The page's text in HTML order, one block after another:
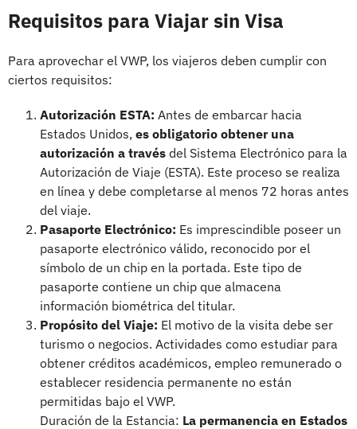
Requisitos para Viajar sin Visa
Para aprovechar el VWP, los viajeros deben cumplir con
ciertos requisitos:
Autorización ESTA: Antes de embarcar hacia
Estados Unidos, es obligatorio obtener una
autorización a través del Sistema Electrónico para la
Autorización de Viaje (ESTA). Este proceso se realiza
en línea y debe completarse al menos 72 horas antes
del viaje.
Pasaporte Electrónico: Es imprescindible poseer un
pasaporte electrónico válido, reconocido por el
símbolo de un chip en la portada. Este tipo de
pasaporte contiene un chip que almacena
información biométrica del titular.
Propósito del Viaje: El motivo de la visita debe ser
turismo o negocios. Actividades como estudiar para
obtener créditos académicos, empleo remunerado o
establecer residencia permanente no están
permitidas bajo el VWP.
Duración de la Estancia: La permanencia en Estados